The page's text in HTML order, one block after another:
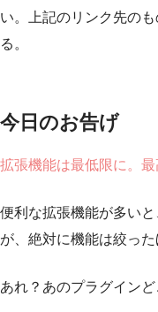
い。上記のリンク先の
る。
今日のお告げ
拡張機能は最低限に。最
便利な拡張機能が多い
が、絶対に機能は絞った
あれ？あのプラグインど